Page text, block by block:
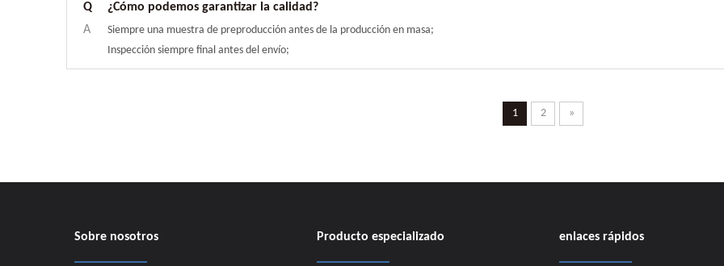
Q
¿Cómo podemos garantizar la calidad?
A
Siempre una muestra de preproducción antes de la producción en masa;
Inspección siempre final antes del envío;
1 2 »
Sobre nosotros Producto especializado enlaces rápidos